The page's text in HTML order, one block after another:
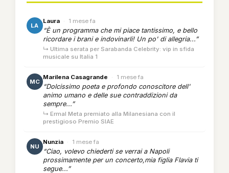
LA
Laura · 1 mese fa
“È un programma che mi piace tantissimo, e bello
ricordare i brani e indovinarli! Un po' di allegria...”
↳ Ultima serata per Sarabanda Celebrity: vip in sfida
musicale su Italia 1
MC
Marilena Casagrande · 1 mese fa
“Dolcissimo poeta e profondo conoscitore dell'
animo umano e delle sue contraddizioni da
sempre...”
↳ Ermal Meta premiato alla Milanesiana con il
prestigioso Premio SIAE
NU
Nunzia · 1 mese fa
“Ciao, volevo chiederti se verrai a Napoli
prossimamente per un concerto,mia figlia Flavia ti
segue...”